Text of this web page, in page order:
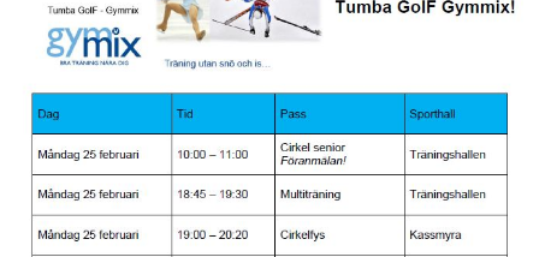
TRIVSELREGLER
KONTAKT
VÅRA HALLAR
PRISER